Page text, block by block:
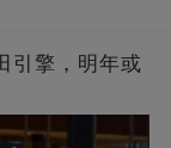
引擎，明年或